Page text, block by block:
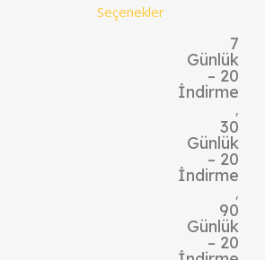
Seçenekler
7
Günlük
– 20
İndirme
,
30
Günlük
– 20
İndirme
,
90
Günlük
– 20